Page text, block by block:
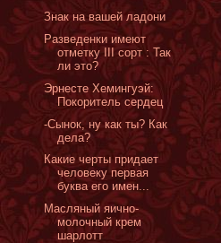
Знак на вашей ладони
Разведенки имеют
отметку III сорт : Так
ли это?
Эрнесте Хемингуэй:
Покоритель сердец
-Сынок, ну как ты? Как
дела?
Какие черты придает
человеку первая
буква его имен...
Масляный яично-
молочный крем
шарлотт